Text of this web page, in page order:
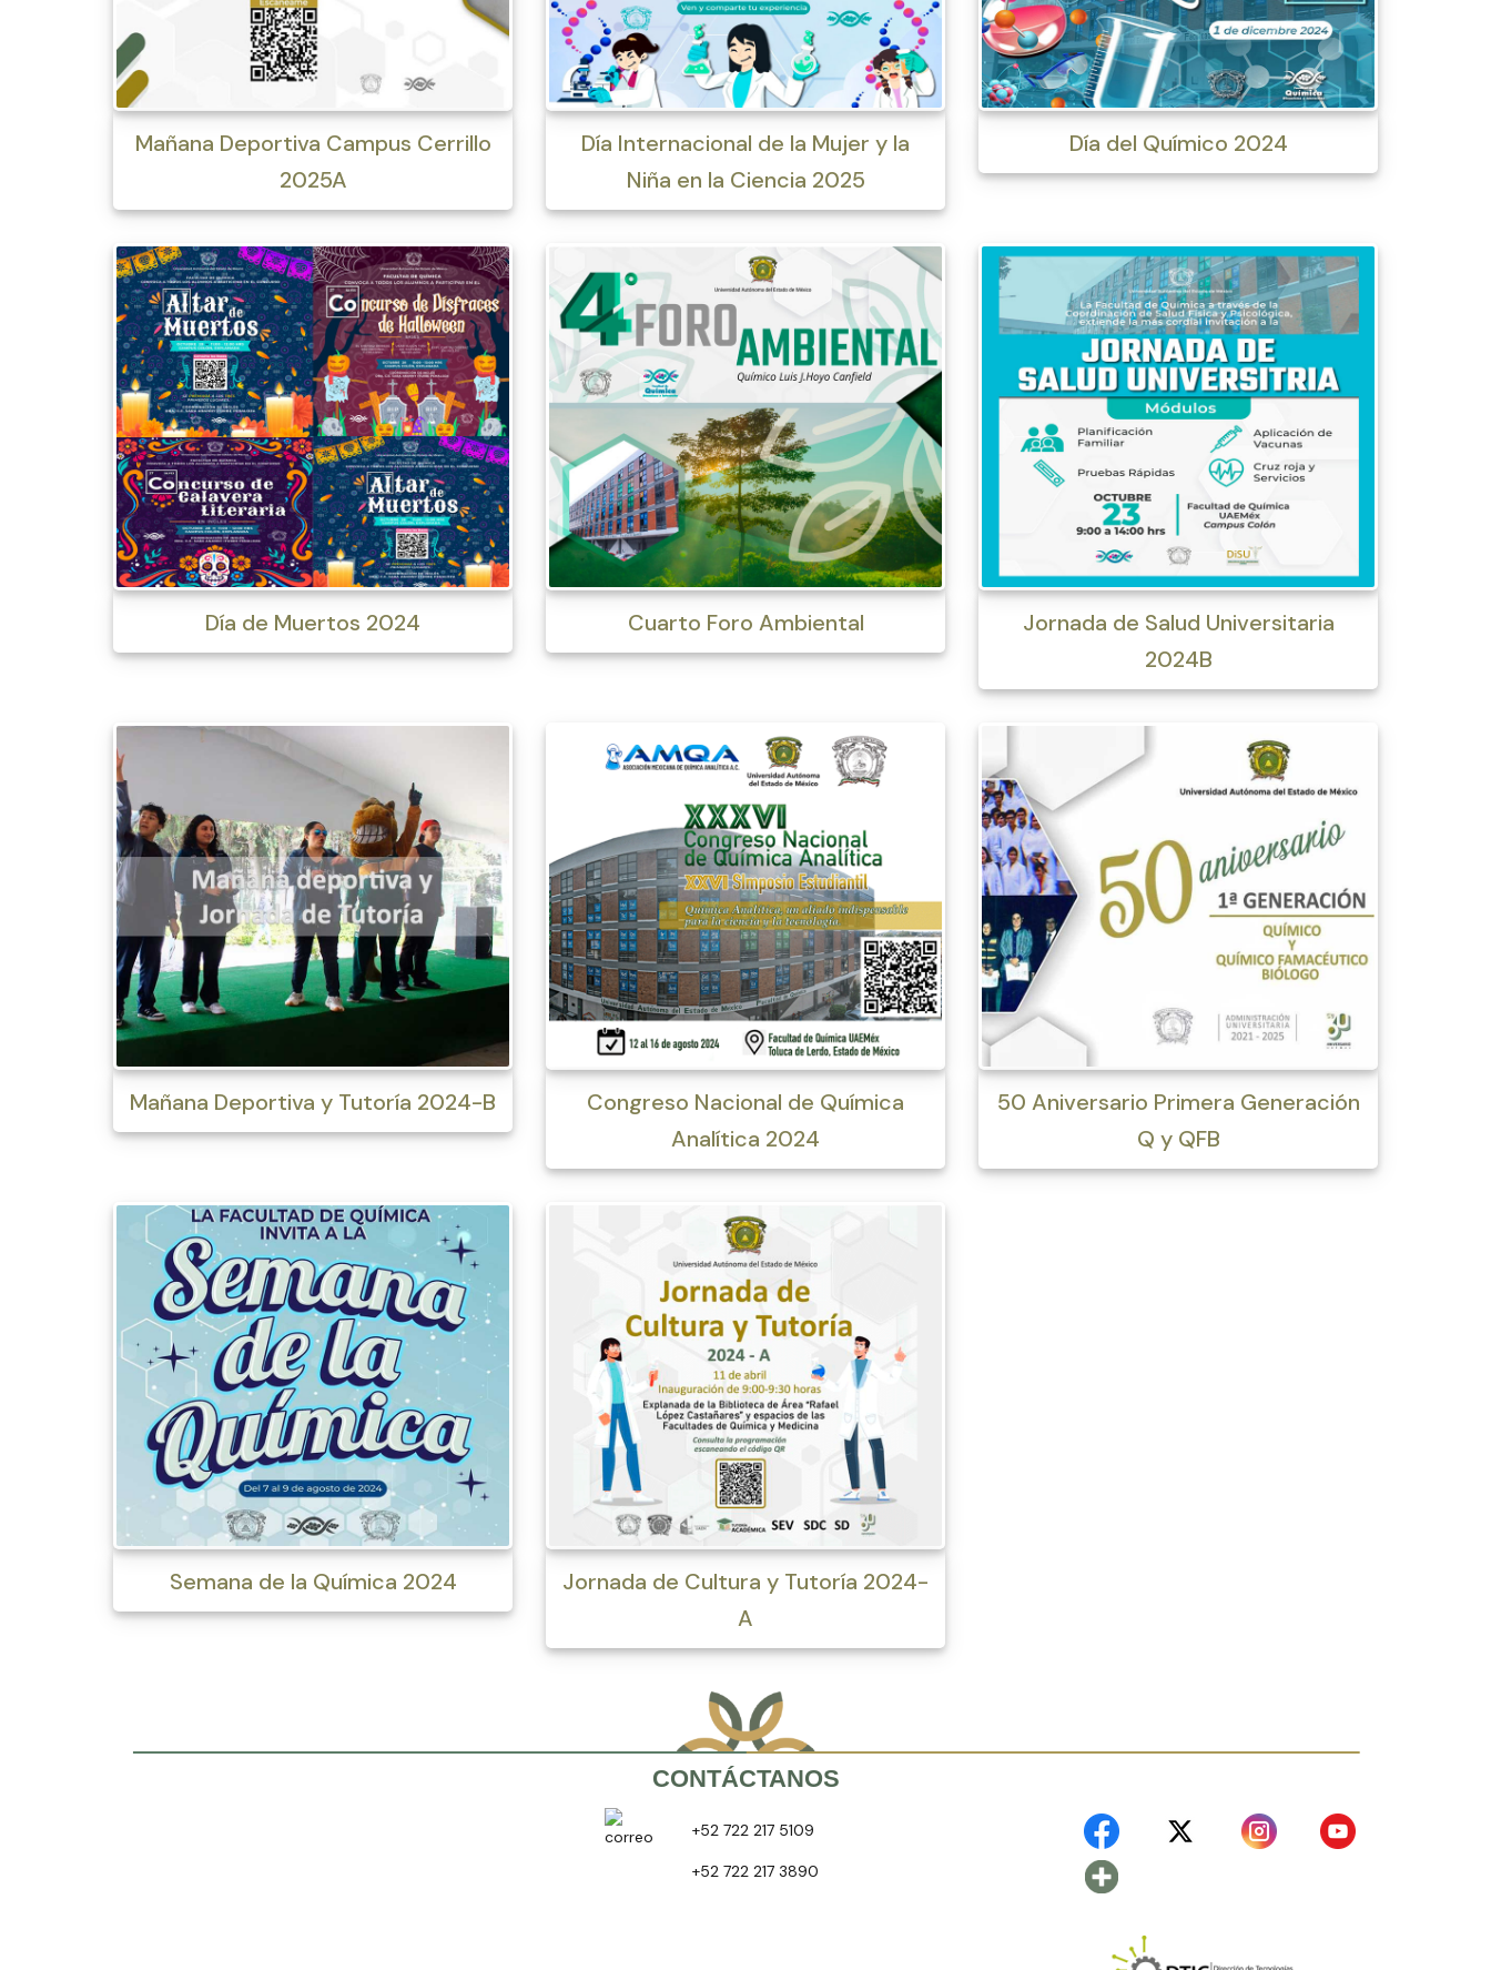
Mañana Deportiva Campus Cerrillo
2025A
Día Internacional de la Mujer y la
Niña en la Ciencia 2025
Día del Químico 2024
Día de Muertos 2024 Cuarto Foro Ambiental
Jornada de Salud Universitaria
2024B
Mañana Deportiva y Tutoría 2024-B
Congreso Nacional de Química
Analítica 2024
50 Aniversario Primera Generación
Q y QFB
Semana de la Química 2024
Jornada de Cultura y Tutoría 2024-
A
CONTÁCTANOS
+52 722 217 5109
+52 722 217 3890